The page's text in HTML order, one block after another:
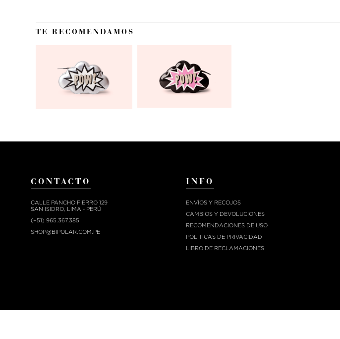
TE RECOMENDAMOS
CONTACTO
CALLE PANCHO FIERRO 129
SAN ISIDRO, LIMA - PERÚ
(+51) 965.367.385
SHOP@BIPOLAR.COM.PE
INFO
ENVÍOS Y RECOJOS
CAMBIOS Y DEVOLUCIONES
RECOMENDACIONES DE USO
POLITICAS DE PRIVACIDAD
LIBRO DE RECLAMACIONES